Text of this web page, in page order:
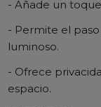
- Añade un
- Permite el
luminoso.
- Ofrece
espacio.